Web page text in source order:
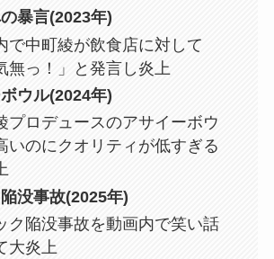
暴言(2023年)
で中町綾が飲食店に対して
無っ！」と発言し炎上
ウル(2024年)
プロデュースのアサイーボウ
いのにクオリティが低すぎる
没事故(2025年)
ク陥没事故を動画内で笑い話
大炎上